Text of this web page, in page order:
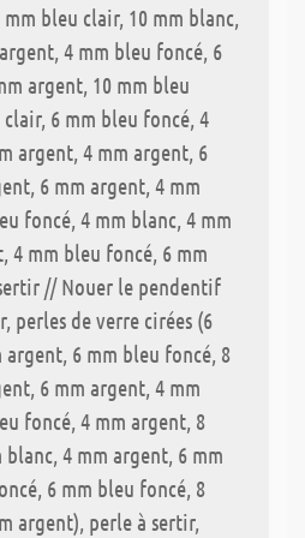
bleu clair, 10 mm blanc,
4 mm bleu foncé, 6
argent, 10 mm bleu
6 mm bleu foncé, 4
argent, 4 mm argent, 6
6 mm argent, 4 mm
foncé, 4 mm blanc, 4 mm
4 mm bleu foncé, 6 mm
// Nouer le pendentif
perles de verre cirées (6
6 mm bleu foncé, 8
6 mm argent, 4 mm
foncé, 4 mm argent, 8
4 mm argent, 6 mm
6 mm bleu foncé, 8
argent), perle à sertir,